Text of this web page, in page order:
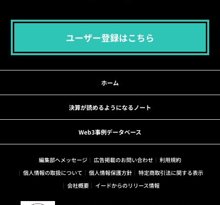
ユーザー登録はこちら
ホーム
決算が読めるようになるノート
Web3事例データベース
編集部へメッセージ 広告掲載のお問い合わせ
利用規約
個人情報の取扱について
個人情報保護方針
特定商取引法に関する表示
会社概要
イードからのリリース情報